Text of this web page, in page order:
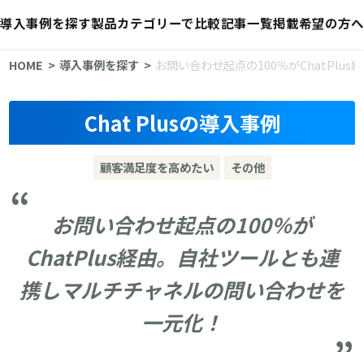
導入事例を探す製品カテゴリーで比較記事一覧掲載希望の方へ
HOME 導入事例を探す お問い合わせ起点の100％がChatPlus
Chat Plusの導入事例
顧客満足度を高めたい その他
お問い合わせ起点の100％が
ChatPlus経由。自社ツールとも連
携しマルチチャネルの問い合わせを
一元化！